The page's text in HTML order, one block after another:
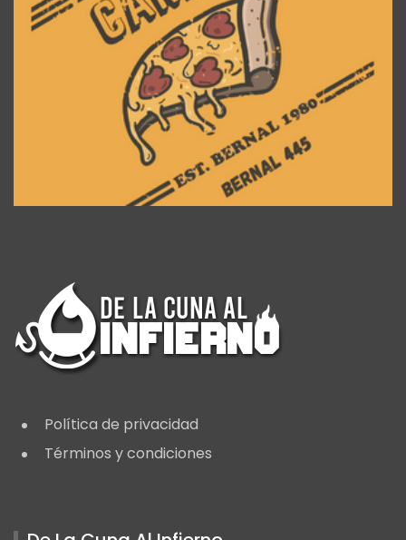
Política de privacidad
Términos y condiciones